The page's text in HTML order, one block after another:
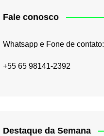
Fale conosco
Whatsapp e Fone de contato:
+55 65 98141-2392
Destaque da Semana